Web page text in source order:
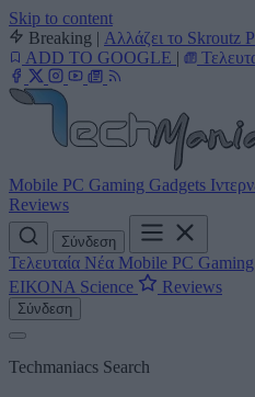
Skip to content
Breaking | Αλλάζει το Skroutz
ADD TO GOOGLE |
Mobile PC Gaming Gadgets
Reviews
Σύνδεση
Τελευταία Νέα Mobile PC Gaming
ΕΙΚΟΝΑ Science Reviews
Σύνδεση
Techmaniacs Search